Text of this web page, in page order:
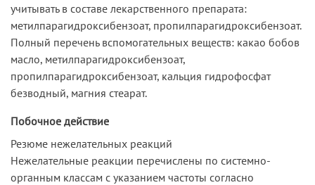
учитывать в составе лекарственного препарата:
метилпарагидроксибензоат, пропилпарагидроксибензоат.
Полный перечень вспомогательных веществ: какао бобов
масло, метилпарагидроксибензоат,
пропилпарагидроксибензоат, кальция гидрофосфат
безводный, магния стеарат.
Побочное действие
Резюме нежелательных реакций
Нежелательные реакции перечислены по системно-
органным классам с указанием частоты согласно